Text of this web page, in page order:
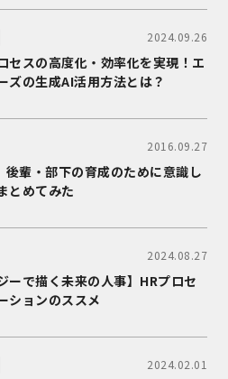
2024.09.26
セスの高度化・効率化を実現！エ
ズの生成AI活用方法とは？
2016.09.27
後輩・部下の育成のために意識し
とめてみた
2024.08.27
ーで描く未来の人事】HRプロセ
ションのススメ
2024.02.01